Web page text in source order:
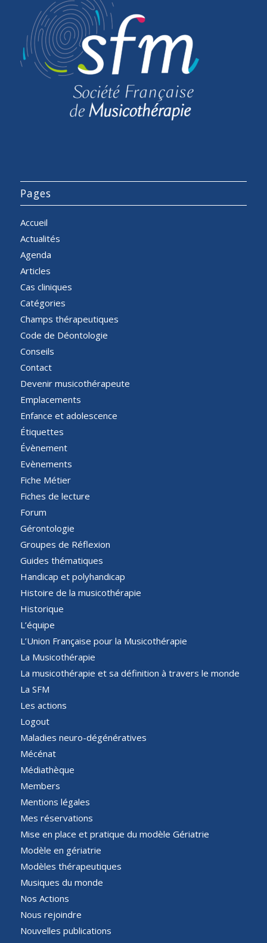
Pages
Accueil
Actualités
Agenda
Articles
Cas cliniques
Catégories
Champs thérapeutiques
Code de Déontologie
Conseils
Contact
Devenir musicothérapeute
Emplacements
Enfance et adolescence
Étiquettes
Évènement
Evènements
Fiche Métier
Fiches de lecture
Forum
Gérontologie
Groupes de Réflexion
Guides thématiques
Handicap et polyhandicap
Histoire de la musicothérapie
Historique
L’équipe
L’Union Française pour la Musicothérapie
La Musicothérapie
La musicothérapie et sa définition à travers le monde
La SFM
Les actions
Logout
Maladies neuro-dégénératives
Mécénat
Médiathèque
Members
Mentions légales
Mes réservations
Mise en place et pratique du modèle Gériatrie
Modèle en gériatrie
Modèles thérapeutiques
Musiques du monde
Nos Actions
Nous rejoindre
Nouvelles publications